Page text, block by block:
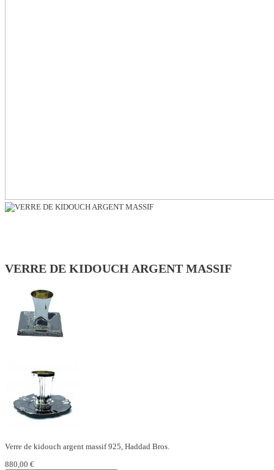
VERRE DE KIDOUCH ARGENT MASSIF
Verre de kidouch argent massif 925, Haddad Bros.
880,00 €